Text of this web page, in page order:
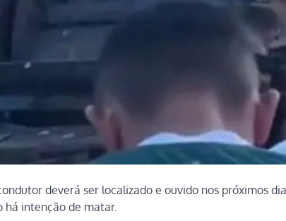
deverá ser localizado e ouvido nos próximos
há intenção de matar.